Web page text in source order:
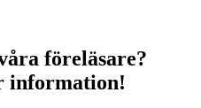
föreläsare?
information!